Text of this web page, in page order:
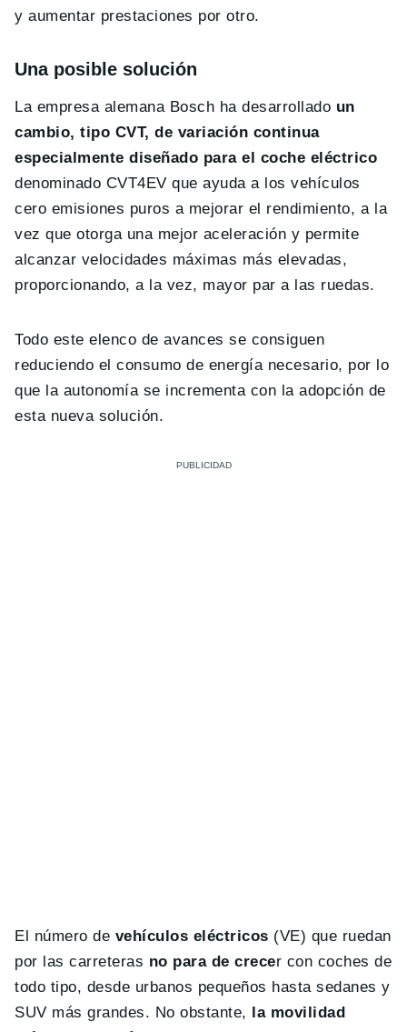
y aumentar prestaciones por otro.
Una posible solución
La empresa alemana Bosch ha desarrollado un
cambio, tipo CVT, de variación continua
especialmente diseñado para el coche eléctrico
denominado CVT4EV que ayuda a los vehículos
cero emisiones puros a mejorar el rendimiento, a la
vez que otorga una mejor aceleración y permite
alcanzar velocidades máximas más elevadas,
proporcionando, a la vez, mayor par a las ruedas.
Todo este elenco de avances se consiguen
reduciendo el consumo de energía necesario, por lo
que la autonomía se incrementa con la adopción de
esta nueva solución.
El número de vehículos eléctricos (VE) que ruedan
por las carreteras no para de crecer con coches de
todo tipo, desde urbanos pequeños hasta sedanes y
SUV más grandes. No obstante, la movilidad